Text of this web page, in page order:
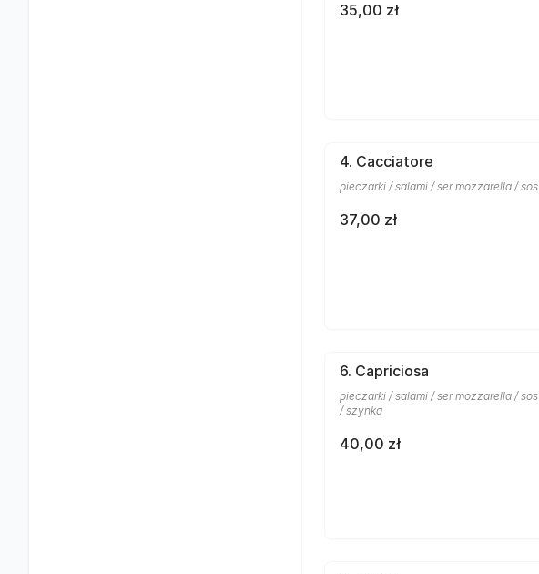
35,00 zł
4. Cacciatore
pieczarki / salami / ser mozzarella / sos
37,00 zł
6. Capriciosa
pieczarki / salami / ser mozzarella / sos
/ szynka
40,00 zł